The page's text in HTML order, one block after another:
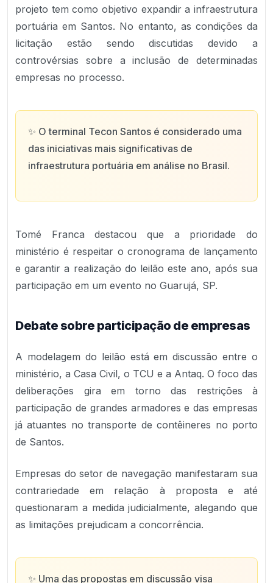
projeto tem como objetivo expandir a infraestrutura
portuária em Santos. No entanto, as condições da
licitação estão sendo discutidas devido a
controvérsias sobre a inclusão de determinadas
empresas no processo.
✨ O terminal Tecon Santos é considerado uma
das iniciativas mais significativas de
infraestrutura portuária em análise no Brasil.
Tomé Franca destacou que a prioridade do
ministério é respeitar o cronograma de lançamento
e garantir a realização do leilão este ano, após sua
participação em um evento no Guarujá, SP.
Debate sobre participação de empresas
A modelagem do leilão está em discussão entre o
ministério, a Casa Civil, o TCU e a Antaq. O foco das
deliberações gira em torno das restrições à
participação de grandes armadores e das empresas
já atuantes no transporte de contêineres no porto
de Santos.
Empresas do setor de navegação manifestaram sua
contrariedade em relação à proposta e até
questionaram a medida judicialmente, alegando que
as limitações prejudicam a concorrência.
✨ Uma das propostas em discussão visa